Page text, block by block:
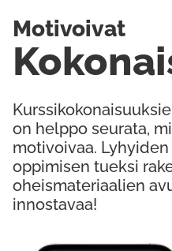
on helppo seurata,
motivoivaa.
oppimisen tueksi
oheismateriaalien
innostavaa!
Motivoivat